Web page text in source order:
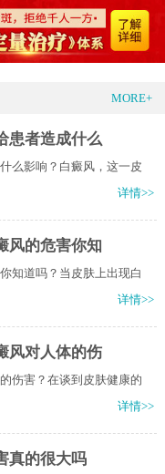
MORE+
患者造成什么
么影响？白癜风，这一皮
详情>>
风的危害你知
知道吗？当皮肤上出现白
详情>>
风对人体的伤
伤害？在谈到皮肤健康的
详情>>
真的很大吗